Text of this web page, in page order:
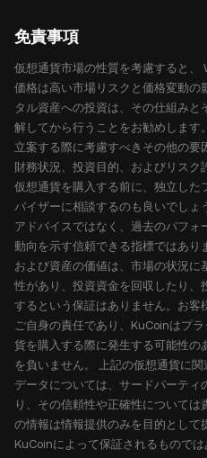
免責事項
仮想通貨市場の性質を考慮すると、
価格は高い市場リスクと価格変動の
タル資産への投資は、その仕組みと
解してから行うことをお勧めします
立案する際に考慮すべきその他の要
財務状況、投資目的、およびリスク
仮想通貨を購入する前に、独立した
バイザーに相談するのも良いでしょ
アドバイスではなく、過去のパフォ
動向を示す信頼できる指標ではあり
および資産の価値は、市場の状況に
性があり、投資資金を回収したり、
するという保証はありません。お客
ご自身の責任であり、KuCoinはプ
貨を購入する際に発生する可能性の
を負いません。 上記の仮想通貨に
データについては、サードパーティ
り、その信頼性や正確性については
の情報は情報提供のみを目的として
KuCoinによって保証されるものでは